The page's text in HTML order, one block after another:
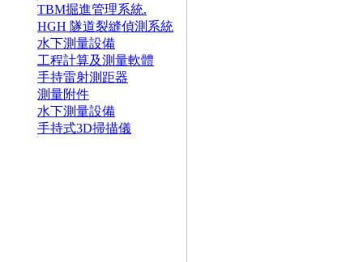
TBM掘進管理系統.
HGH 隧道裂縫偵測系統
水下測量設備
工程計算及測量軟體
手持雷射測距器
測量附件
水下測量設備
手持式3D掃描儀